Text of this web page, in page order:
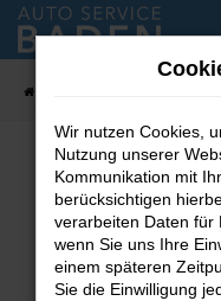
Zum
Hauptinhalt
Fehler:
Beim Laden ist ein
Hier sind ein paar
Wir nutzen Cookies,
Nutzung unserer
Kommunikation mit
berücksichtigen
verarbeiten Daten für
wenn Sie uns Ihre
einem späteren
Sie die Einwilligung